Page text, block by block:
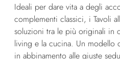
Ideali per dare vita a degli
complementi classici, i Tavoli
soluzioni tra le più originali in
living e la cucina. Un modello
in abbinamento alle giuste